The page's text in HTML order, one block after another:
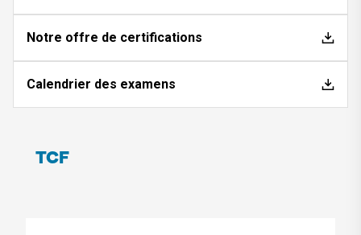
Notre offre de certifications
Calendrier des examens
TCF